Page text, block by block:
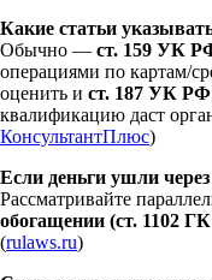
Какие статьи
Обычно — ст. 159 УК
операциями по картам/
оценить и ст. 187 УК РФ
квалификацию даст
КонсультантПлюс)
Если деньги ушли
Рассматривайте
обогащении (ст. 1102
(rulaws.ru)